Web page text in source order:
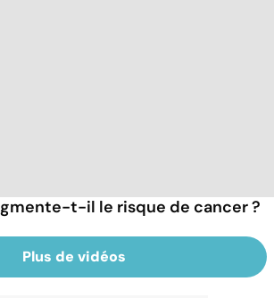
t-il le risque de cancer ?
Plus de vidéos